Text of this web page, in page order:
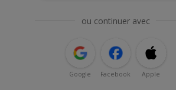
ou continuer avec
Google Facebook Apple